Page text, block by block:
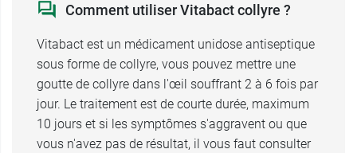
prudence chez la femme enceinte ou
allaitante.
Demandez conseil à votre médecin avant de
prendre tout médicament.
Après instillation du collyre, untrouble visuel
Comment utiliser Vitabact collyre ?
Vitabact est un médicament unidose antiseptique
sous forme de collyre, vous pouvez mettre une
goutte de collyre dans l'œil souffrant 2 à 6 fois par
jour. Le traitement est de courte durée, maximum
10 jours et si les symptômes s'aggravent ou que
vous n'avez pas de résultat, il vous faut consulter